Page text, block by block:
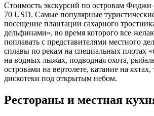
Стоимость экскурсий по островам Фиджи
70 USD. Самые популярные
посещение плантации сахарного
дельфинами», во время которого все
поплавать с представителями местного
сплавы по рекам на специальных плотах
на водных лыжах, подводная охота,
островами на вертолете, катание на
дискотеки под открытым небом.
Рестораны и местная